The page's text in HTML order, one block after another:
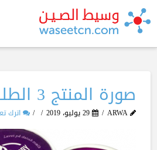
صورة المنتج 3 الطلب 972
ARWA 29 يوليو، 2019 اترك